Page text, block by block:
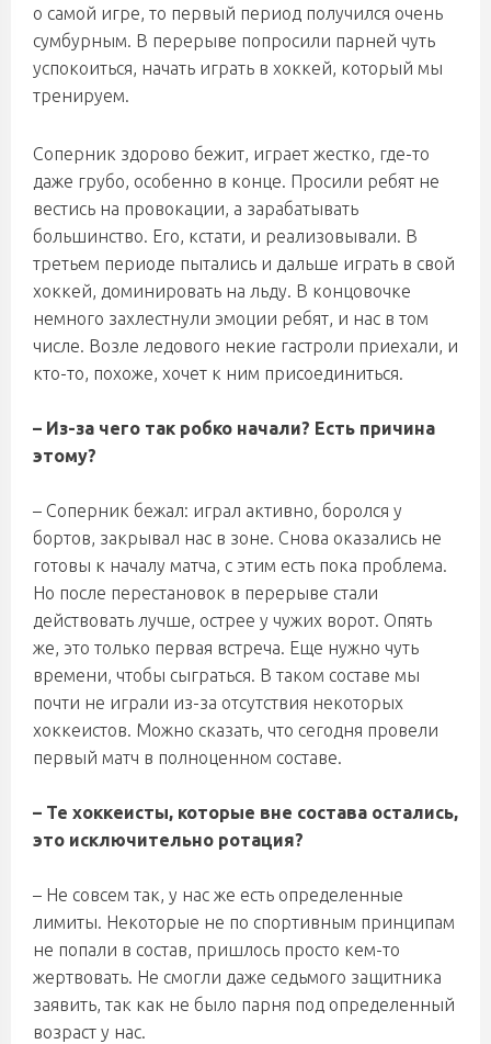
о самой игре, то первый период получился очень
сумбурным. В перерыве попросили парней чуть
успокоиться, начать играть в хоккей, который мы
тренируем.
Соперник здорово бежит, играет жестко, где-то
даже грубо, особенно в конце. Просили ребят не
вестись на провокации, а зарабатывать
большинство. Его, кстати, и реализовывали. В
третьем периоде пытались и дальше играть в свой
хоккей, доминировать на льду. В концовочке
немного захлестнули эмоции ребят, и нас в том
числе. Возле ледового некие гастроли приехали, и
кто-то, похоже, хочет к ним присоединиться.
– Из-за чего так робко начали? Есть причина
этому?
– Соперник бежал: играл активно, боролся у
бортов, закрывал нас в зоне. Снова оказались не
готовы к началу матча, с этим есть пока проблема.
Но после перестановок в перерыве стали
действовать лучше, острее у чужих ворот. Опять
же, это только первая встреча. Еще нужно чуть
времени, чтобы сыграться. В таком составе мы
почти не играли из-за отсутствия некоторых
хоккеистов. Можно сказать, что сегодня провели
первый матч в полноценном составе.
– Те хоккеисты, которые вне состава остались,
это исключительно ротация?
– Не совсем так, у нас же есть определенные
лимиты. Некоторые не по спортивным принципам
не попали в состав, пришлось просто кем-то
жертвовать. Не смогли даже седьмого защитника
заявить, так как не было парня под определенный
возраст у нас.